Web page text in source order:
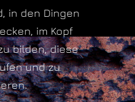
in den Dingen
im Kopf
bilden, diese
und zu